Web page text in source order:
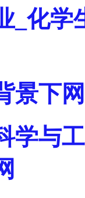
_化学
景下
学与